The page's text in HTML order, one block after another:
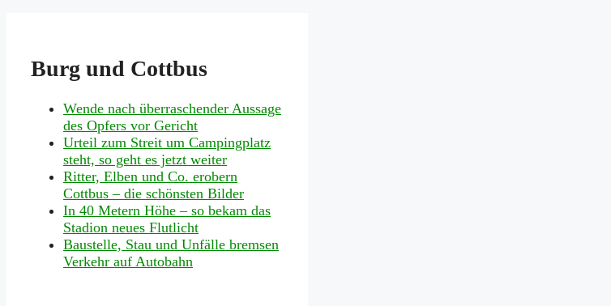
Burg und Cottbus
Wende nach überraschender Aussage
des Opfers vor Gericht
Urteil zum Streit um Campingplatz
steht, so geht es jetzt weiter
Ritter, Elben und Co. erobern
Cottbus – die schönsten Bilder
In 40 Metern Höhe – so bekam das
Stadion neues Flutlicht
Baustelle, Stau und Unfälle bremsen
Verkehr auf Autobahn